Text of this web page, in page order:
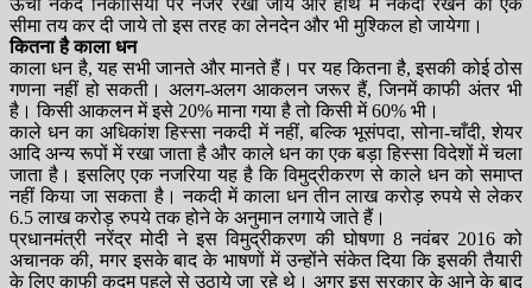
सीमा तय कर दी जाये तो इस तरह का लेनदेन और भी मुश्किल हो जायेगा।
कितना है काला धन
काला धन है, यह सभी जानते और मानते हैं। पर यह कितना है, इसकी कोई ठोस
गणना नहीं हो सकती। अलग-अलग आकलन जरूर हैं, जिनमें काफी अंतर भी
है। किसी आकलन में इसे 20% माना गया है तो किसी में 60% भी।
काले धन का अधिकांश हिस्सा नकदी में नहीं, बल्कि भूसंपदा, सोना-चाँदी, शेयर
आदि अन्य रूपों में रखा जाता है और काले धन का एक बड़ा हिस्सा विदेशों में चला
जाता है। इसलिए एक नजरिया यह है कि विमुद्रीकरण से काले धन को समाप्त
नहीं किया जा सकता है। नकदी में काला धन तीन लाख करोड़ रुपये से लेकर
6.5 लाख करोड़ रुपये तक होने के अनुमान लगाये जाते हैं।
प्रधानमंत्री नरेंद्र मोदी ने इस विमुद्रीकरण की घोषणा 8 नवंबर 2016 को
अचानक की, मगर इसके बाद के भाषणों में उन्होंने संकेत दिया कि इसकी तैयारी
के लिए काफी कदम पहले से उठाये जा रहे थे। अगर इस सरकार के आने के बाद